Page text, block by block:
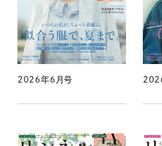
2026年6月号